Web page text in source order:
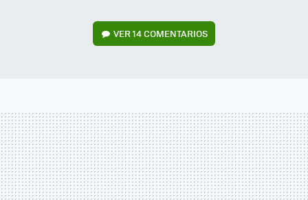
VER14 COMENTARIOS